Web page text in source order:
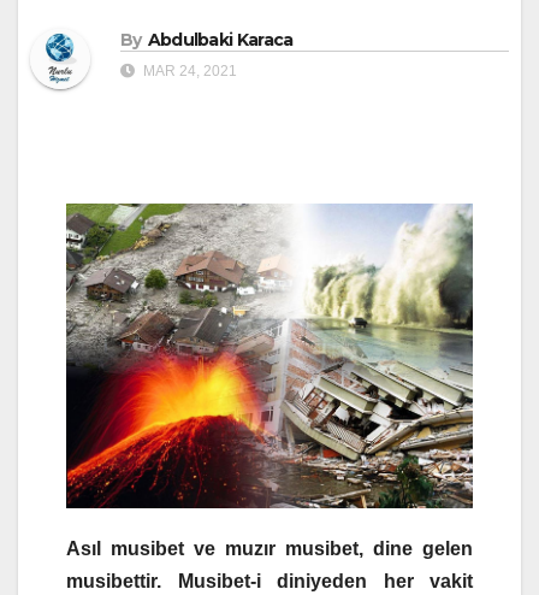
By Abdulbaki Karaca
MAR 24, 2021
Asıl musibet ve muzır musibet, dine gelen
musibettir. Musibet-i diniyeden her vakit